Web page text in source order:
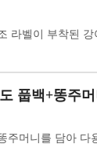
라벨이 부착된
풉백+똥주
주머니를 담아 다